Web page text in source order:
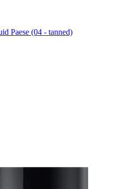
Paese (04 - tanned)